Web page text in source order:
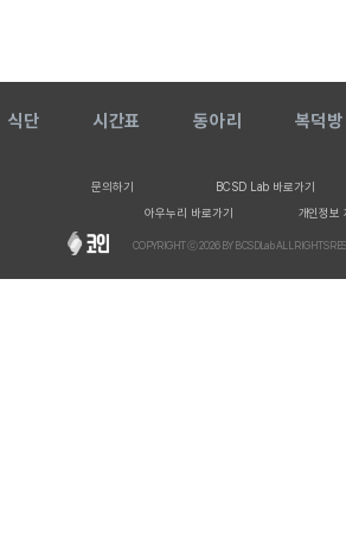
식단 시간표 동아리 복덕방
문의하기 BCSD Lab 바로가기
아우누리 바로가기
개인정보
COPYRIGHT ⓒ2026BY BCSDLab ALL RIGHTS